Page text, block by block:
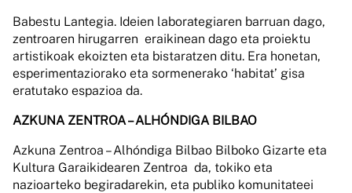
Babestu Lantegia. Ideien laborategiaren barruan dago,
zentroaren hirugarren eraikinean dago eta proiektu
artistikoak ekoizten eta bistaratzen ditu. Era honetan,
esperimentaziorako eta sormenerako ‘habitat’ gisa
eratutako espazioa da.
AZKUNA ZENTROA – ALHÓNDIGA BILBAO
Azkuna Zentroa – Alhóndiga Bilbao Bilboko Gizarte eta
Kultura Garaikidearen Zentroa da, tokiko eta
nazioarteko begiradarekin, eta publiko komunitateei